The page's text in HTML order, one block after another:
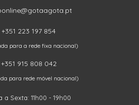
+351 223 197 854
para a rede fixa nacional)
+351 915 808 042
para rede móvel nacional)
a Sexta: 11h00 - 19h00